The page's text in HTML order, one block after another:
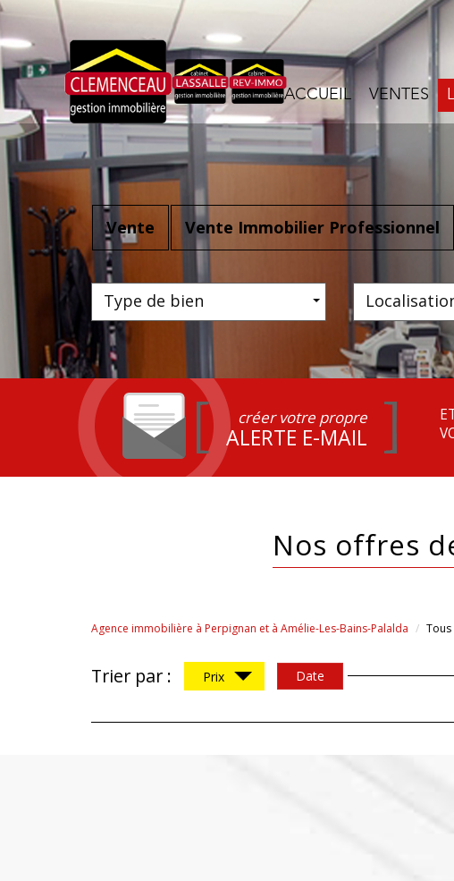
ACCUEIL VENTES
Vente Vente Immobilier Professionnel
Type de bien
créer votre propre
ALERTE E-MAIL
Nos offres
Agence immobilière à Perpignan et à Amélie-Les-Bains-Palalda
Trier par : Prix Date